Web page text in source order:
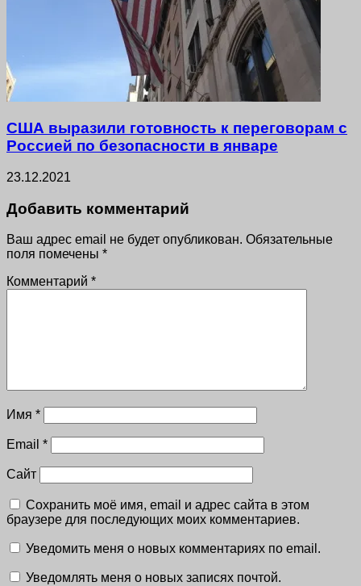
США выразили готовность к переговорам с
Россией по безопасности в январе
23.12.2021
Добавить комментарий
Ваш адрес email не будет опубликован. Обязательные
поля помечены *
Комментарий *
Имя *
Email *
Сайт
Сохранить моё имя, email и адрес сайта в этом
браузере для последующих моих комментариев.
Уведомить меня о новых комментариях по email.
Уведомлять меня о новых записях почтой.